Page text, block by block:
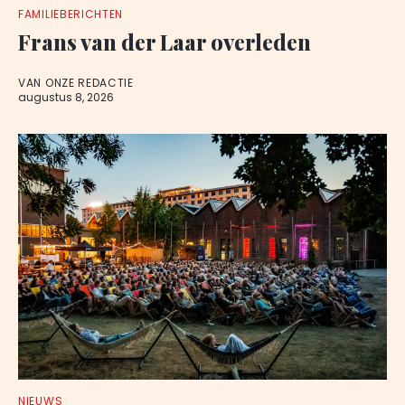
FAMILIEBERICHTEN
Frans van der Laar overleden
VAN ONZE REDACTIE
augustus 8, 2026
NIEUWS